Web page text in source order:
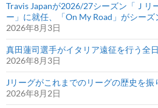
Travis Japanが2026/27シーズン「Ｊリ
ー」に就任、「On My Road」がシーズ
2026年8月3日
真田蓮司選手がイタリア遠征を行う全
2026年8月3日
Jリーグがこれまでのリーグの歴史を
2026年8月2日